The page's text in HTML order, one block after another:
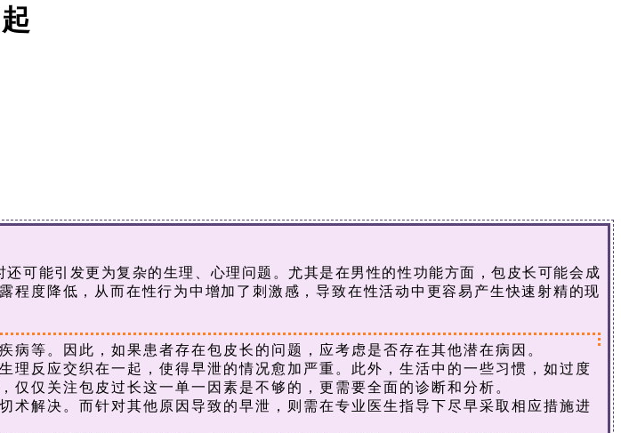
能引发更为复杂的生理、心理问题。尤其是在男性的性功能方面，包皮长可能会成
度降低，从而在性行为中增加了刺激感，导致在性活动中更容易产生快速射精的现
等。因此，如果患者存在包皮长的问题，应考虑是否存在其他潜在病因。
反应交织在一起，使得早泄的情况愈加严重。此外，生活中的一些习惯，如过度
仅关注包皮过长这一单一因素是不够的，更需要全面的诊断和分析。
解决。而针对其他原因导致的早泄，则需在专业医生指导下尽早采取相应措施进